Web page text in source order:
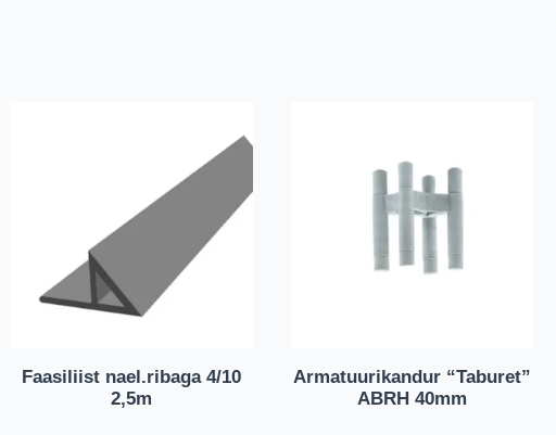
Faasiliist nael.ribaga 4/10
2,5m
Armatuurikandur “Taburet”
ABRH 40mm